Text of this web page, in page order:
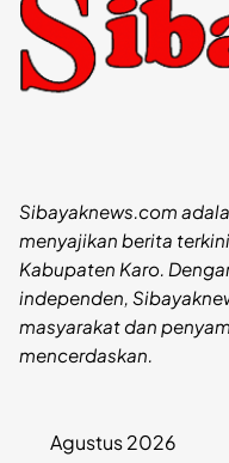
Sibayaknews.com
menyajikan berita
Kabupaten Karo.
independen,
masyarakat dan
mencerdaskan.
Agustus 2026